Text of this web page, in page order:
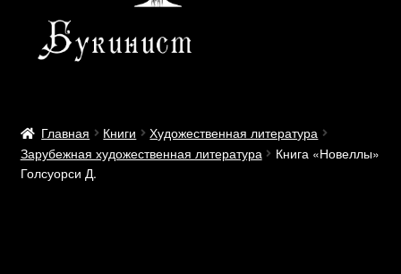
Доставка и Оплата
Главная Книги
Художественная литература
Зарубежная художественная литература
Книга «Новеллы»
Голсуорси Д.